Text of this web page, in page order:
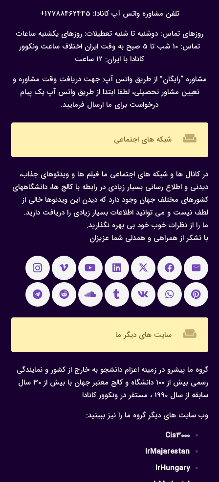
تلفن مشاوره واتس آپ کانادا: 17788462445+
روزهای تماس: دوشنبه تا شنبه تعطیلات: روزهای یکشنبه ساعات
تماس: 10 شب تا 5 صبح به وقت ایران
اختلاف ساعت ونکوور
کانادا با ایران: 12 ساعت
مشاوره “رایگان” از طریق واتس آپ: جهت دریافت وقت مشاوره و
تعیین مشاور تحصیلی، لطفا ابتدا از طریق واتس آپ یک پیام
درخواست برای ما ارسال فرمایید.
weekend شبکه های اجتماعی
در کانال ها و شبکه های اجتماعی ما فیلم ها و ویدئوهای جذاب،
دیدنی و اطلاع رسانی بسیار زیادی در رابطه با کالج ها، دانشگاههای
کشورهای مختلف جهان وجود دارد که دیدن این ویدئوها خالی از
لطف نیست و می توانید اطلاعات بسیار زیادی را دریافت دارید.
ما را از نظرات خوب خود بی بهره نگذارید.
با تشکر از همراهی و همدلی شما عزیزان
weekend سایت های دیگر ما
گروه ما پیشرو در زمینه اعزام دانشجو به خارج از کشور و نمایندگی
رسمی بیش از 100 دانشگاه و کالج معتبر جهان با بیش از 30 سال
سابقه از سال 1990 ، مستقر در ونکوور کانادا
وب سایت های دیگر گروه ما را نیز ببینید:
Cis3000
IrMajarestan
IrHungary